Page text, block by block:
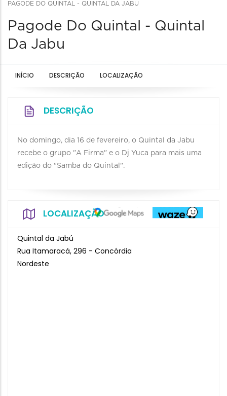
PAGODE DO QUINTAL - QUINTAL DA JABU
Pagode Do Quintal - Quintal
Da Jabu
INÍCIO DESCRIÇÃO LOCALIZAÇÃO
DESCRIÇÃO
No domingo, dia 16 de fevereiro, o Quintal da Jabu
recebe o grupo "A Firma" e o Dj Yuca para mais uma
edição do "Samba do Quintal".
LOCALIZAÇÃO
Quintal da Jabú
Rua Itamaracá, 296 - Concórdia
Nordeste